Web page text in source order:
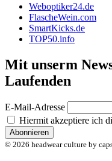
Weboptiker24.de
FlascheWein.com
SmartKicks.de
TOP50.info
Mit unserm
Laufenden
E-Mail-Adresse
Hiermit akzeptiere ich
© 2026 headwear culture by